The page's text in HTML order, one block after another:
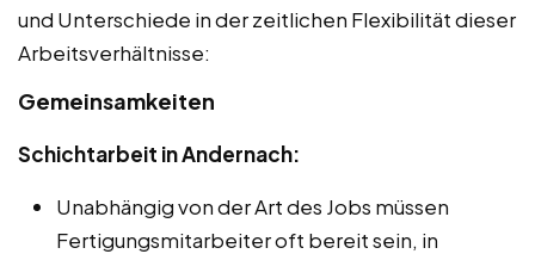
und Unterschiede in der zeitlichen Flexibilität dieser
Arbeitsverhältnisse:
Gemeinsamkeiten
Schichtarbeit in Andernach:
Unabhängig von der Art des Jobs müssen
Fertigungsmitarbeiter oft bereit sein, in